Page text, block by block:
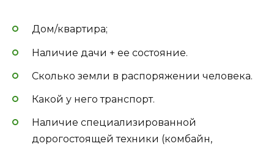
Дом/квартира;
Наличие дачи + ее состояние.
Сколько земли в распоряжении человека.
Какой у него транспорт.
Наличие специализированной
дорогостоящей техники (комбайн,